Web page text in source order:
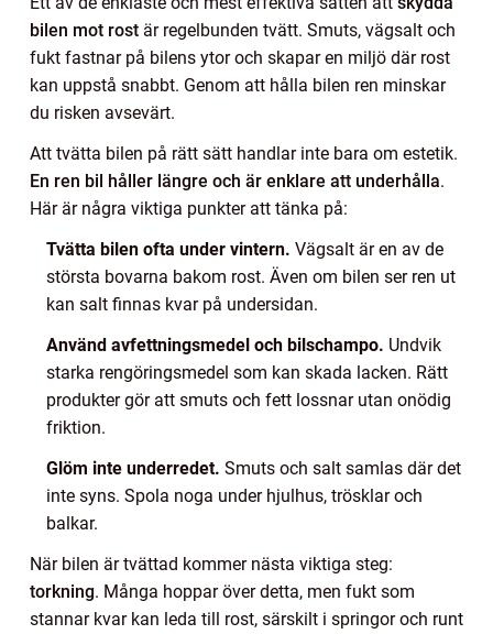
bilen mot rost är regelbunden tvätt. Smuts, vägsalt och
fukt fastnar på bilens ytor och skapar en miljö där rost
kan uppstå snabbt. Genom att hålla bilen ren minskar
du risken avsevärt.
Att tvätta bilen på rätt sätt handlar inte bara om estetik.
En ren bil håller längre och är enklare att underhålla.
Här är några viktiga punkter att tänka på:
Tvätta bilen ofta under vintern. Vägsalt är en av de
största bovarna bakom rost. Även om bilen ser ren ut
kan salt finnas kvar på undersidan.
Använd avfettningsmedel och bilschampo. Undvik
starka rengöringsmedel som kan skada lacken. Rätt
produkter gör att smuts och fett lossnar utan onödig
friktion.
Glöm inte underredet. Smuts och salt samlas där det
inte syns. Spola noga under hjulhus, trösklar och
balkar.
När bilen är tvättad kommer nästa viktiga steg:
torkning. Många hoppar över detta, men fukt som
stannar kvar kan leda till rost, särskilt i springor och runt